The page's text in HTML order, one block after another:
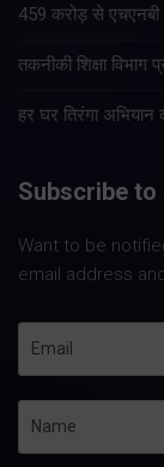
459 करोड़ से एचएनबी
तकनीकी शिक्षा
हर घर तिरंगा
Subscribe
Want to be
email address